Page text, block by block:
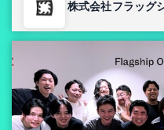
株式会社フラッグ